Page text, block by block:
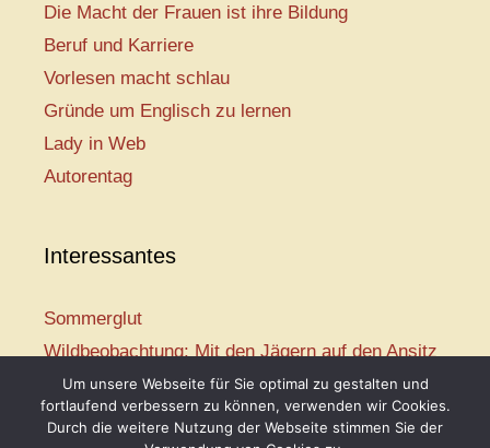
Die Macht der Frauen ist ihre Bildung
Beruf und Karriere
Vorlesen macht schlau
Gründe um Englisch zu lernen
Lady in Web
Autorentag
Interessantes
Sommerglut
Wildbeobachtung: Mit den Jägern auf den Ansitz
Mir ist so heiß
Mission: Rettungsschwimmer
Um unsere Webseite für Sie optimal zu gestalten und
fortlaufend verbessern zu können, verwenden wir Cookies.
Durch die weitere Nutzung der Webseite stimmen Sie der